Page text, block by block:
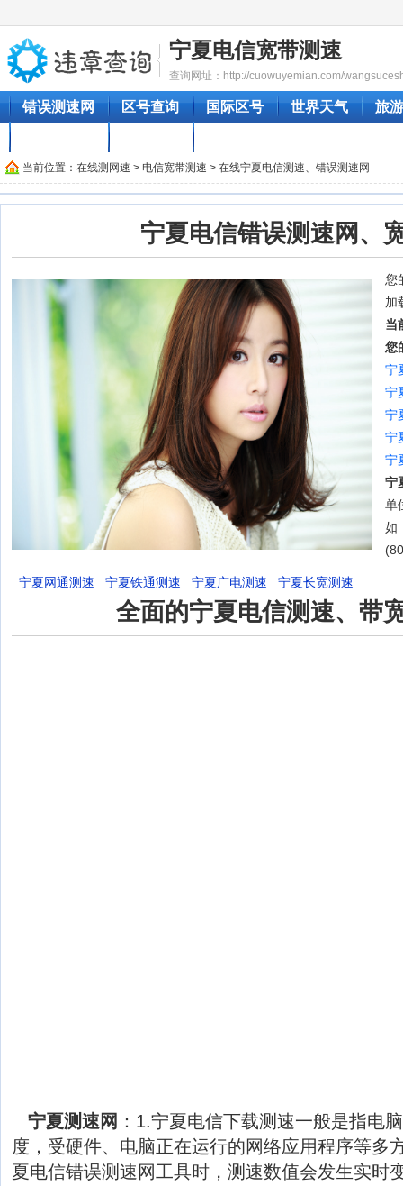
宁夏电信宽带测速
查询网址：http://cuowuyemian.com/
错误测速网 区号查询 国际区号 世界天气
旅
当前位置： 在线测网速 > 电信宽带测速 > 在线宁夏电信测速、错误测速网
宁夏电信错误测速网、
您
加
当
您
宁
宁
宁
宁
宁
宁
单
如
宁夏网通测速 宁夏铁通测速 宁夏广电测速 宁夏长宽测速
全面的宁夏电信测速、带
宁夏测速网 ：1.宁夏电信下载测速一般是指电
度，受硬件、电脑正在运行的网络应用程序等多
夏电信错误测速网工具时，测速数值会发生实时